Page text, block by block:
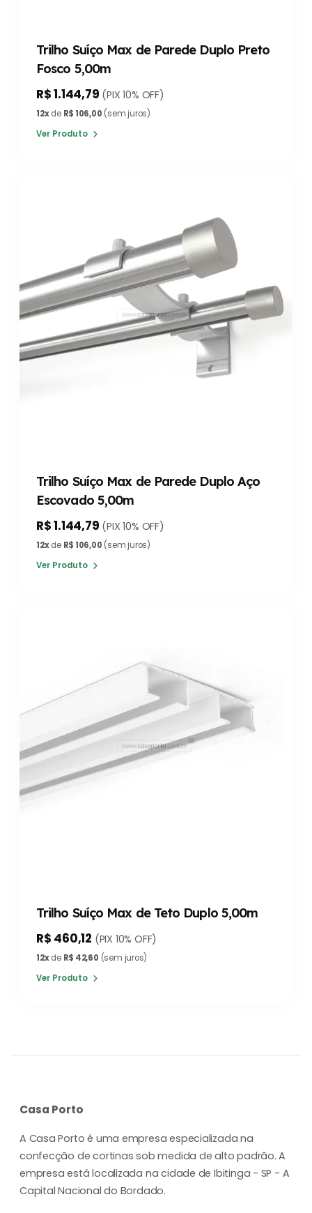
Trilho Suíço Max de Parede Duplo Preto
Fosco 5,00m
R$ 1.144,79 (PIX 10% OFF)
12xde R$ 106,00 (sem juros)
Ver Produto
Trilho Suíço Max de Parede Duplo Aço
Escovado 5,00m
R$ 1.144,79 (PIX 10% OFF)
12xde R$ 106,00 (sem juros)
Ver Produto
Trilho Suíço Max de Teto Duplo 5,00m
R$ 460,12 (PIX 10% OFF)
12xde R$ 42,60 (sem juros)
Ver Produto
Casa Porto
A Casa Porto é uma empresa especializada na
confecção de cortinas sob medida de alto padrão. A
empresa está localizada na cidade de Ibitinga - SP - A
Capital Nacional do Bordado.